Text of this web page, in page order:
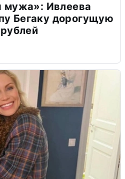
мужа»: Ивлеева
Бегаку дорогущую